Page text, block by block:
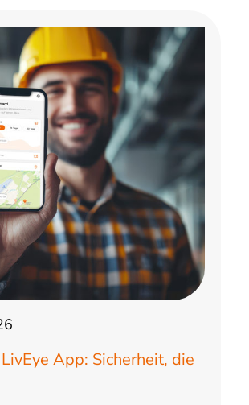
App: Sicherheit, die